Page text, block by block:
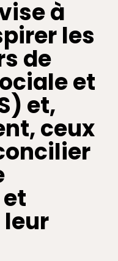
à
les
de
et
et,
ceux